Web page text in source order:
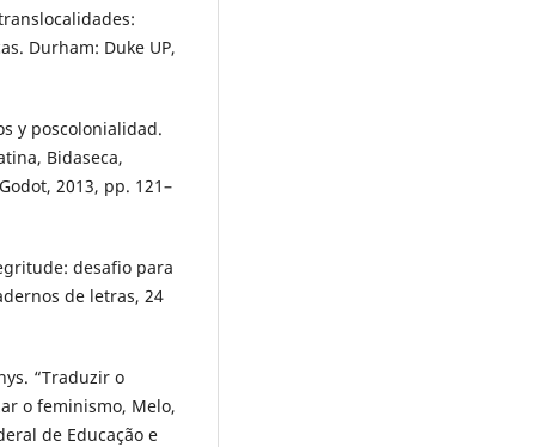
Durham: Duke UP,
y poscolonialidad.
Bidaseca,
2013, pp. 121–
desafio para
de letras, 24
“Traduzir o
o feminismo, Melo,
de Educação e